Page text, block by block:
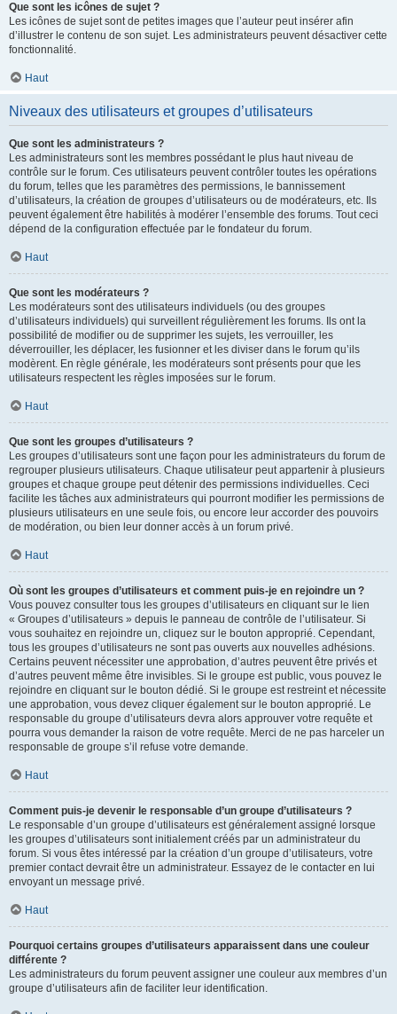
Que sont les icônes de sujet ?
Les icônes de sujet sont de petites images que l’auteur peut insérer afin
d’illustrer le contenu de son sujet. Les administrateurs peuvent désactiver cette
fonctionnalité.
Haut
Niveaux des utilisateurs et groupes d’utilisateurs
Que sont les administrateurs ?
Les administrateurs sont les membres possédant le plus haut niveau de
contrôle sur le forum. Ces utilisateurs peuvent contrôler toutes les opérations
du forum, telles que les paramètres des permissions, le bannissement
d’utilisateurs, la création de groupes d’utilisateurs ou de modérateurs, etc. Ils
peuvent également être habilités à modérer l’ensemble des forums. Tout ceci
dépend de la configuration effectuée par le fondateur du forum.
Haut
Que sont les modérateurs ?
Les modérateurs sont des utilisateurs individuels (ou des groupes
d’utilisateurs individuels) qui surveillent régulièrement les forums. Ils ont la
possibilité de modifier ou de supprimer les sujets, les verrouiller, les
déverrouiller, les déplacer, les fusionner et les diviser dans le forum qu’ils
modèrent. En règle générale, les modérateurs sont présents pour que les
utilisateurs respectent les règles imposées sur le forum.
Haut
Que sont les groupes d’utilisateurs ?
Les groupes d’utilisateurs sont une façon pour les administrateurs du forum de
regrouper plusieurs utilisateurs. Chaque utilisateur peut appartenir à plusieurs
groupes et chaque groupe peut détenir des permissions individuelles. Ceci
facilite les tâches aux administrateurs qui pourront modifier les permissions de
plusieurs utilisateurs en une seule fois, ou encore leur accorder des pouvoirs
de modération, ou bien leur donner accès à un forum privé.
Haut
Où sont les groupes d’utilisateurs et comment puis-je en rejoindre un ?
Vous pouvez consulter tous les groupes d’utilisateurs en cliquant sur le lien
« Groupes d’utilisateurs » depuis le panneau de contrôle de l’utilisateur. Si
vous souhaitez en rejoindre un, cliquez sur le bouton approprié. Cependant,
tous les groupes d’utilisateurs ne sont pas ouverts aux nouvelles adhésions.
Certains peuvent nécessiter une approbation, d’autres peuvent être privés et
d’autres peuvent même être invisibles. Si le groupe est public, vous pouvez le
rejoindre en cliquant sur le bouton dédié. Si le groupe est restreint et nécessite
une approbation, vous devez cliquer également sur le bouton approprié. Le
responsable du groupe d’utilisateurs devra alors approuver votre requête et
pourra vous demander la raison de votre requête. Merci de ne pas harceler un
responsable de groupe s’il refuse votre demande.
Haut
Comment puis-je devenir le responsable d’un groupe d’utilisateurs ?
Le responsable d’un groupe d’utilisateurs est généralement assigné lorsque
les groupes d’utilisateurs sont initialement créés par un administrateur du
forum. Si vous êtes intéressé par la création d’un groupe d’utilisateurs, votre
premier contact devrait être un administrateur. Essayez de le contacter en lui
envoyant un message privé.
Haut
Pourquoi certains groupes d’utilisateurs apparaissent dans une couleur
différente ?
Les administrateurs du forum peuvent assigner une couleur aux membres d’un
groupe d’utilisateurs afin de faciliter leur identification.